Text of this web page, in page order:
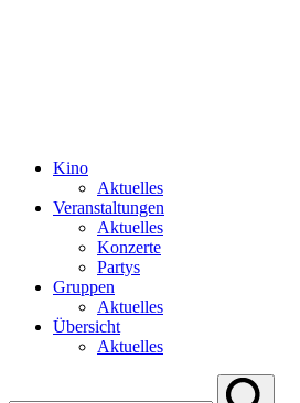
Kino
Aktuelles
Veranstaltungen
Aktuelles
Konzerte
Partys
Gruppen
Aktuelles
Übersicht
Aktuelles